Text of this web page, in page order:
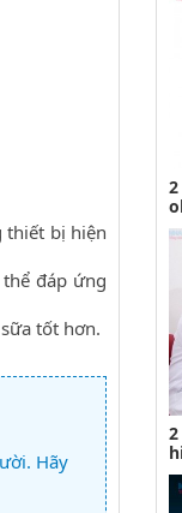
thiết bị hiện
đáp ứng
tốt hơn.
Hãy